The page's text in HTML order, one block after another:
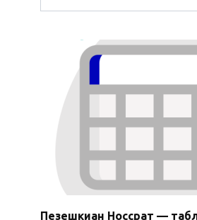
Пезешкиан Носсрат —